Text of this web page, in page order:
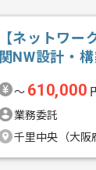
【ネットワー
関NW設計・
〜 610,000
業務委託
千里中央（大阪